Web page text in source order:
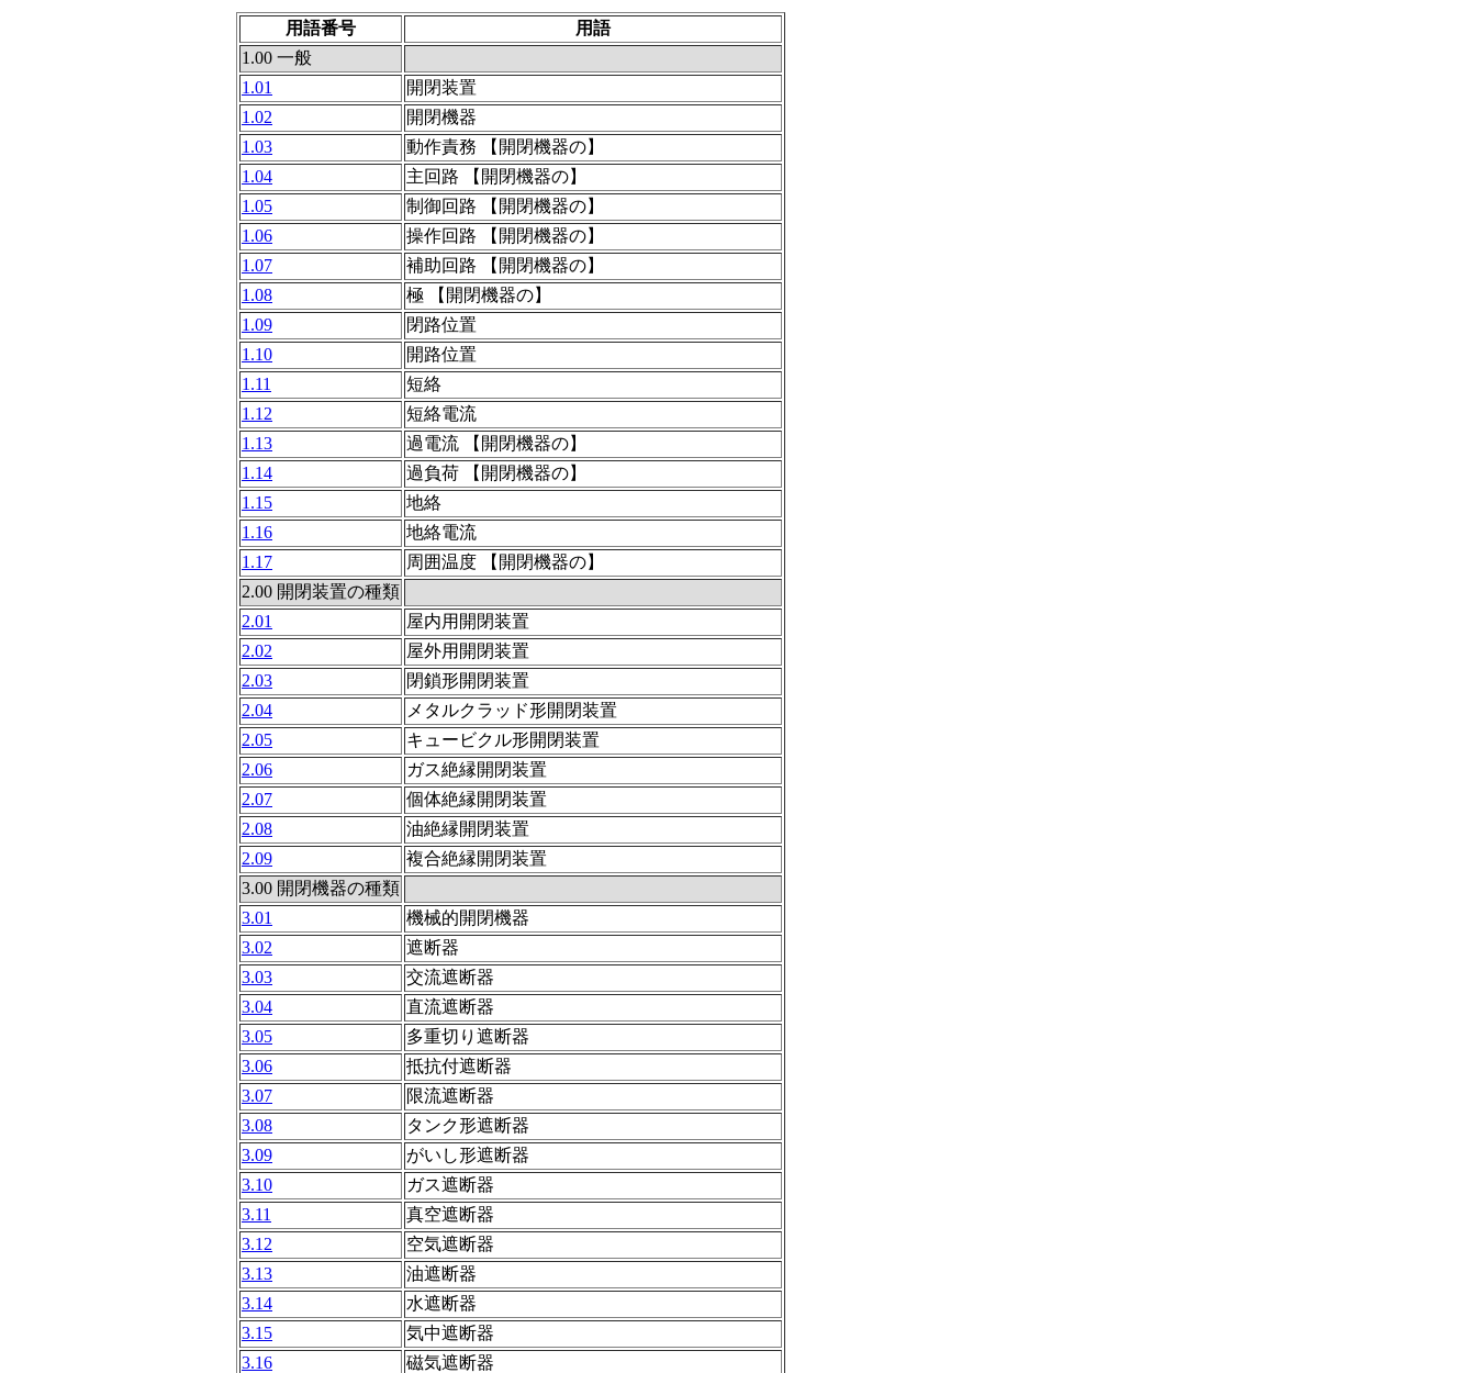
用語番号
用語
1.00 一般
1.01
開閉装置
1.02
開閉機器
1.03
動作責務 【開閉機器の】
1.04
主回路 【開閉機器の】
1.05
制御回路 【開閉機器の】
1.06
操作回路 【開閉機器の】
1.07
補助回路 【開閉機器の】
1.08
極 【開閉機器の】
1.09
閉路位置
1.10
開路位置
1.11
短絡
1.12
短絡電流
1.13
過電流 【開閉機器の】
1.14
過負荷 【開閉機器の】
1.15
地絡
1.16
地絡電流
1.17
周囲温度 【開閉機器の】
2.00 開閉装置の種類
2.01
屋内用開閉装置
2.02
屋外用開閉装置
2.03
閉鎖形開閉装置
2.04
メタルクラッド形開閉装置
2.05
キュービクル形開閉装置
2.06
ガス絶縁開閉装置
2.07
個体絶縁開閉装置
2.08
油絶縁開閉装置
2.09
複合絶縁開閉装置
3.00 開閉機器の種類
3.01
機械的開閉機器
3.02
遮断器
3.03
交流遮断器
3.04
直流遮断器
3.05
多重切り遮断器
3.06
抵抗付遮断器
3.07
限流遮断器
3.08
タンク形遮断器
3.09
がいし形遮断器
3.10
ガス遮断器
3.11
真空遮断器
3.12
空気遮断器
3.13
油遮断器
3.14
水遮断器
3.15
気中遮断器
3.16
磁気遮断器